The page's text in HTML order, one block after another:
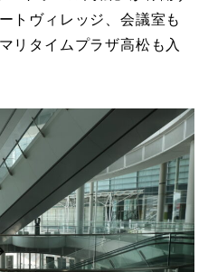
トヴィレッジ、会議室も
リタイムプラザ高松も入